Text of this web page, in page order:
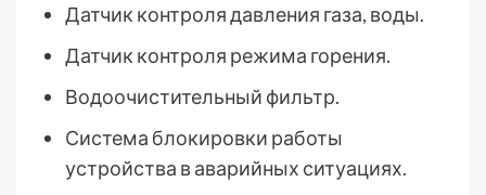
Датчик контроля давления газа, воды.
Датчик контроля режима горения.
Водоочистительный фильтр.
Система блокировки работы
устройства в аварийных ситуациях.